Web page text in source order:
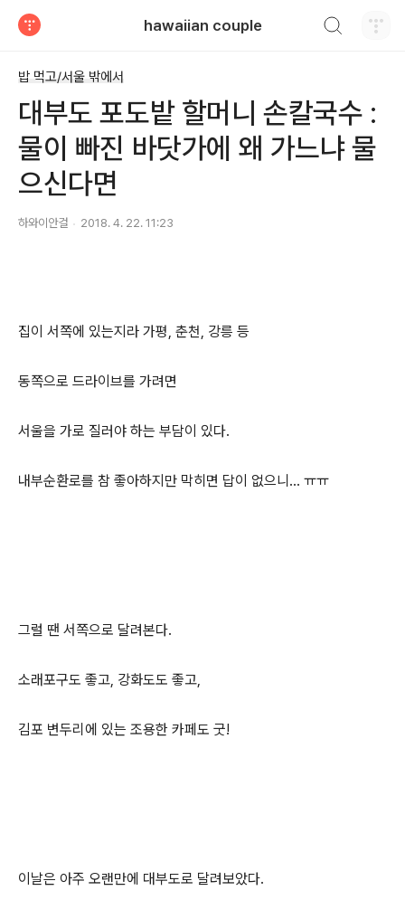
hawaiian couple
밥 먹고/서울 밖에서
대부도 포도밭 할머니 손칼국수 :
물이 빠진 바닷가에 왜 가느냐 물
으신다면
하와이안걸 2018. 4. 22. 11:23
집이 서쪽에 있는지라 가평, 춘천, 강릉 등
동쪽으로 드라이브를 가려면
서울을 가로 질러야 하는 부담이 있다.
내부순환로를 참 좋아하지만 막히면 답이 없으니... ㅠㅠ
그럴 땐 서쪽으로 달려본다.
소래포구도 좋고, 강화도도 좋고,
김포 변두리에 있는 조용한 카페도 굿!
이날은 아주 오랜만에 대부도로 달려보았다.